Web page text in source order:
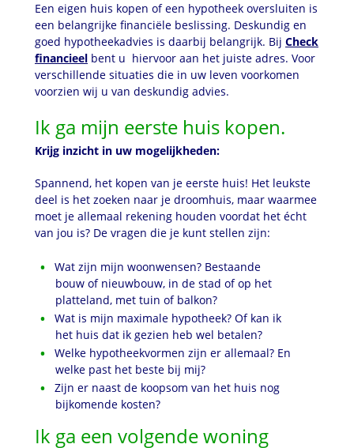
Een eigen huis kopen of een hypotheek oversluiten is
een belangrijke financiële beslissing. Deskundig en
goed hypotheekadvies is daarbij belangrijk. Bij Check
financieel bent u hiervoor aan het juiste adres. Voor
verschillende situaties die in uw leven voorkomen
voorzien wij u van deskundig advies.
Ik ga mijn eerste huis kopen.
Krijg inzicht in uw mogelijkheden:
Spannend, het kopen van je eerste huis! Het leukste
deel is het zoeken naar je droomhuis, maar waarmee
moet je allemaal rekening houden voordat het écht
van jou is? De vragen die je kunt stellen zijn:
Wat zijn mijn woonwensen? Bestaande
bouw of nieuwbouw, in de stad of op het
platteland, met tuin of balkon?
Wat is mijn maximale hypotheek? Of kan ik
het huis dat ik gezien heb wel betalen?
Welke hypotheekvormen zijn er allemaal? En
welke past het beste bij mij?
Zijn er naast de koopsom van het huis nog
bijkomende kosten?
Ik ga een volgende woning